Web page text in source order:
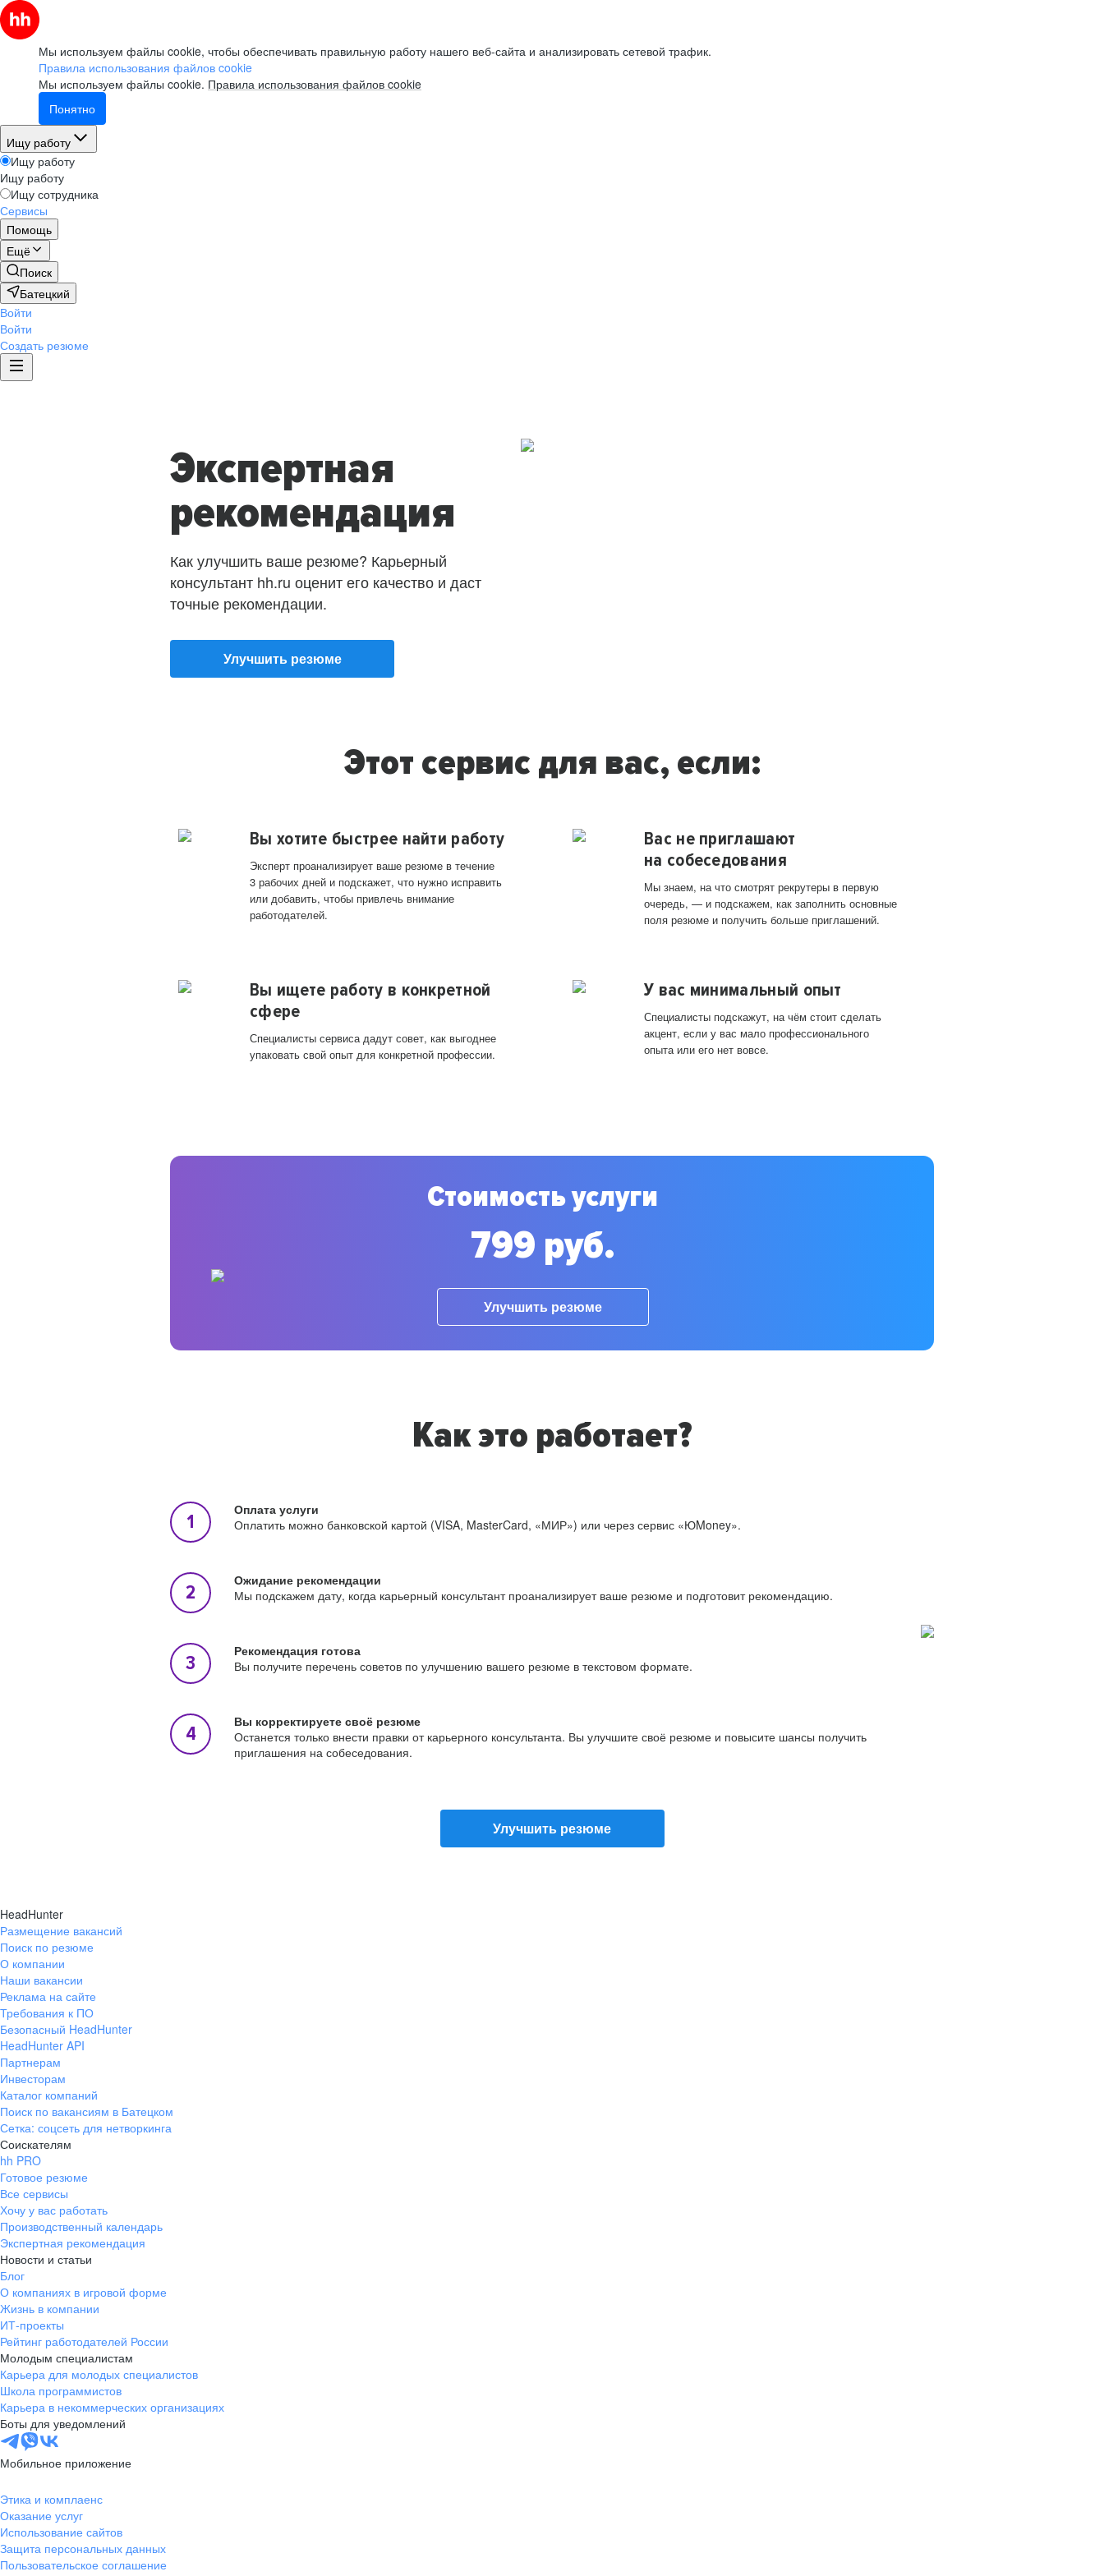
Мы используем файлы cookie, чтобы обеспечивать правильную работу нашего веб-сайта и анализировать сетевой трафик.
Правила использования файлов cookie
Мы используем файлы cookie. Правила использования файлов cookie
Понятно
Ищу работу
Ищу работу
Ищу работу
Ищу сотрудника
Сервисы
Помощь
Ещё
Поиск
Батецкий
Войти
Войти
Создать резюме
Экспертная
рекомендация
Как улучшить ваше резюме? Карьерный
консультант hh.ru оценит его качество и даст
точные рекомендации.
Улучшить резюме
Этот сервис для вас, если:
Вы хотите быстрее найти работу
Эксперт проанализирует ваше резюме в течение
3 рабочих дней и подскажет, что нужно исправить
или добавить, чтобы привлечь внимание
работодателей.
Вас не приглашают
на собеседования
Мы знаем, на что смотрят рекрутеры в первую
очередь, — и подскажем, как заполнить основные
поля резюме и получить больше приглашений.
Вы ищете работу в конкретной
сфере
Специалисты сервиса дадут совет, как выгоднее
упаковать свой опыт для конкретной профессии.
У вас минимальный опыт
Специалисты подскажут, на чём стоит сделать
акцент, если у вас мало профессионального
опыта или его нет вовсе.
Стоимость услуги
799 руб.
Улучшить резюме
Как это работает?
Оплата услуги
Оплатить можно банковской картой (VISA, MasterCard, «МИР») или через сервис «ЮMoney».
Ожидание рекомендации
Мы подскажем дату, когда карьерный консультант проанализирует ваше резюме и подготовит рекомендацию.
Рекомендация готова
Вы получите перечень советов по улучшению вашего резюме в текстовом формате.
Вы корректируете своё резюме
Останется только внести правки от карьерного консультанта. Вы улучшите своё резюме и повысите шансы получить
приглашения на собеседования.
Улучшить резюме
HeadHunter
Размещение вакансий
Поиск по резюме
О компании
Наши вакансии
Реклама на сайте
Требования к ПО
Безопасный HeadHunter
HeadHunter API
Партнерам
Инвесторам
Каталог компаний
Поиск по вакансиям в Батецком
Сетка: соцсеть для нетворкинга
Соискателям
hh PRO
Готовое резюме
Все сервисы
Хочу у вас работать
Производственный календарь
Экспертная рекомендация
Новости и статьи
Блог
О компаниях в игровой форме
Жизнь в компании
ИТ-проекты
Рейтинг работодателей России
Молодым специалистам
Карьера для молодых специалистов
Школа программистов
Карьера в некоммерческих организациях
Боты для уведомлений
Мобильное приложение
Этика и комплаенс
Оказание услуг
Использование сайтов
Защита персональных данных
Пользовательское соглашение